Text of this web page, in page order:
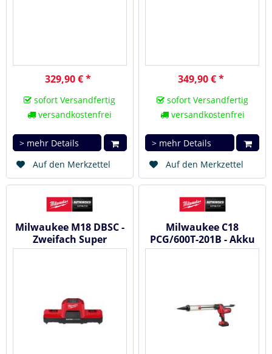
329,90 € *
sofort Versandfertig
versandkostenfrei
> mehr Details
Auf den Merkzettel
349,90 € *
sofort Versandfertig
versandkostenfrei
> mehr Details
Auf den Merkzettel
Milwaukee M18 DBSC -
Zweifach Super
Schnellladegerät
Milwaukee C18
PCG/600T-201B - Akku
Kartuschenpresse 18 V